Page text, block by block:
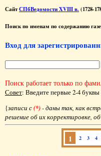
СайтСПбВедомости XVIII в. (1728-
Поиск по именам по содержанию
Вход для
Поиск работает только по
Совет: Введите первые 2-4
{записи с(*)- даны так, как
решение об их корректировке,
1 2 3 4